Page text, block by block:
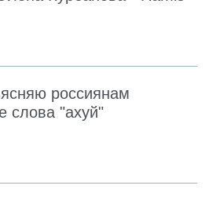
россиянам
слова "ахуй"